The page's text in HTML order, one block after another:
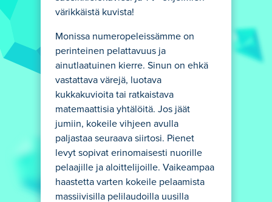
värikkäistä kuvista!
Monissa numeropeleissämme on
perinteinen pelattavuus ja
ainutlaatuinen kierre. Sinun on ehkä
vastattava värejä, luotava
kukkakuvioita tai ratkaistava
matemaattisia yhtälöitä. Jos jäät
jumiin, kokeile vihjeen avulla
paljastaa seuraava siirtosi. Pienet
levyt sopivat erinomaisesti nuorille
pelaajille ja aloittelijoille. Vaikeampaa
haastetta varten kokeile pelaamista
massiivisilla pelilaudoilla uusilla